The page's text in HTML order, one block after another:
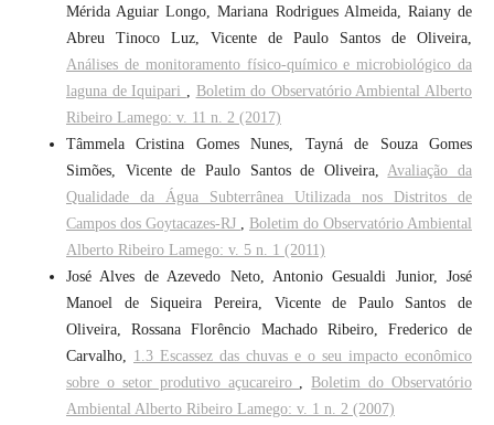
Mérida Aguiar Longo, Mariana Rodrigues Almeida, Raiany de
Abreu Tinoco Luz, Vicente de Paulo Santos de Oliveira,
Análises de monitoramento físico-químico e microbiológico da
laguna de Iquipari
Boletim do Observatório Ambiental Alberto
Ribeiro Lamego: v. 11 n. 2 (2017)
Tâmmela Cristina Gomes Nunes, Tayná de Souza Gomes
Simões, Vicente de Paulo Santos de Oliveira, Avaliação da
Qualidade da Água Subterrânea Utilizada nos Distritos de
Campos dos Goytacazes-RJ
Boletim do Observatório Ambiental
Alberto Ribeiro Lamego: v. 5 n. 1 (2011)
José Alves de Azevedo Neto, Antonio Gesualdi Junior, José
Manoel de Siqueira Pereira, Vicente de Paulo Santos de
Oliveira, Rossana Florêncio Machado Ribeiro, Frederico de
Carvalho, 1.3 Escassez das chuvas e o seu impacto econômico
sobre o setor produtivo açucareiro
Boletim do Observatório
Ambiental Alberto Ribeiro Lamego: v. 1 n. 2 (2007)